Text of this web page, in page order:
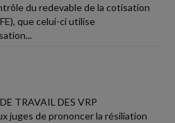
du redevable de la cotisation
que celui-ci utilise
TRAVAIL DES VRP
juges de prononcer la résiliation